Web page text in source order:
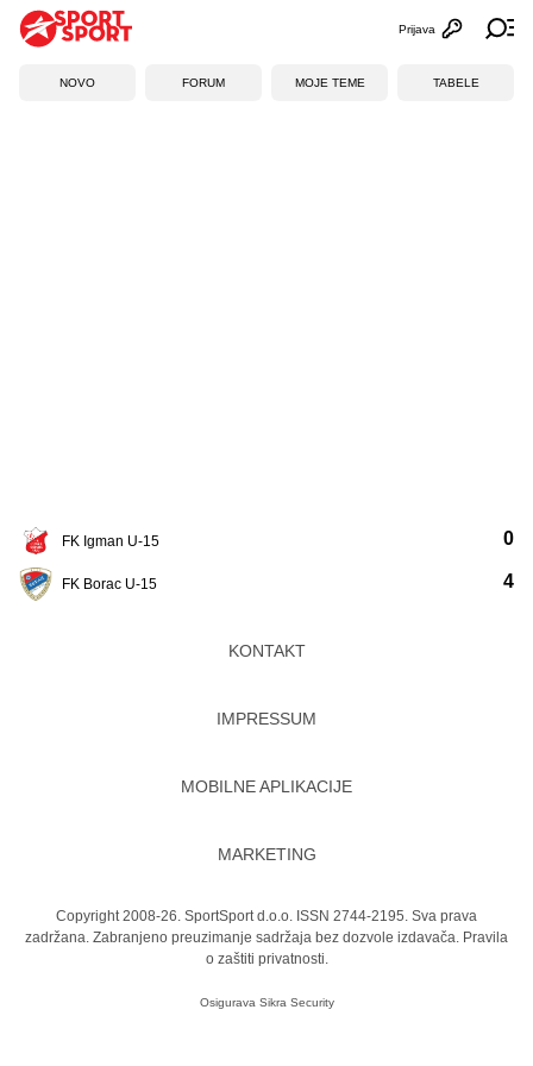
Otvori
Prijava
NOVO FORUM MOJE TEME TABELE
FK Igman U-15
FK Borac U-15
0
4
KONTAKT
IMPRESSUM
MOBILNE APLIKACIJE
MARKETING
Copyright 2008-26. SportSport d.o.o. ISSN 2744-2195. Sva prava
zadržana. Zabranjeno preuzimanje sadržaja bez dozvole izdavača. Pravila
o zaštiti privatnosti.
Osigurava Sikra Security